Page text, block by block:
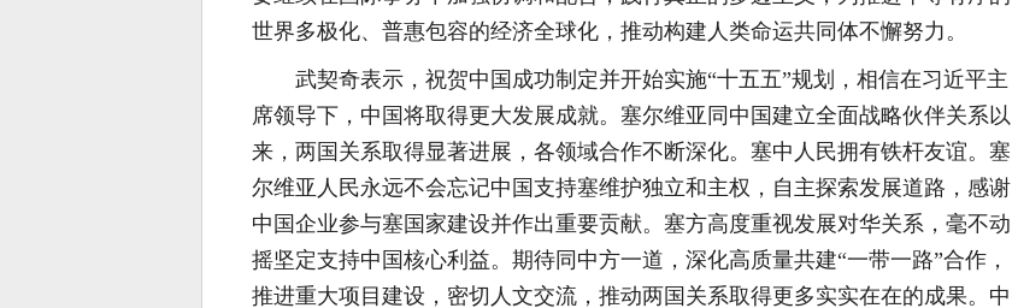
世界多极化、普惠包容的经济全球化，推动构建人类命运共同体不懈努力。
武契奇表示，祝贺中国成功制定并开始实施“十五五”规划，相信在习近平主
席领导下，中国将取得更大发展成就。塞尔维亚同中国建立全面战略伙伴关系以
来，两国关系取得显著进展，各领域合作不断深化。塞中人民拥有铁杆友谊。塞
尔维亚人民永远不会忘记中国支持塞维护独立和主权，自主探索发展道路，感谢
中国企业参与塞国家建设并作出重要贡献。塞方高度重视发展对华关系，毫不动
摇坚定支持中国核心利益。期待同中方一道，深化高质量共建“一带一路”合作，
推进重大项目建设，密切人文交流，推动两国关系取得更多实实在在的成果。中